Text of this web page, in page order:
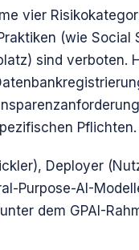
vier
(wie Social
sind verboten.
Pflichten.
Deployer
Purpose-AI-
dem GPAI-